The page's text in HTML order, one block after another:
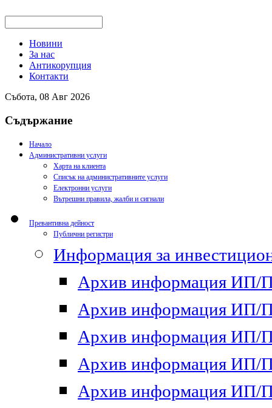
Новини
За нас
Антикорупция
Контакти
Събота, 08 Авг 2026
Съдържание
Начало
Административни услуги
Харта на клиента
Списък на административните услуги
Електронни услуги
Вътрешни правила, жалби и сигнали
Превантивна дейност
Публични регистри
Информация за
Архив информация ИП/
Архив информация ИП/
Архив информация ИП/
Архив информация ИП/
Архив информация ИП/